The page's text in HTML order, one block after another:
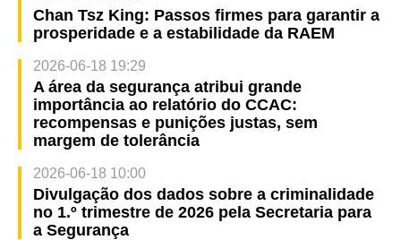
Chan Tsz King: Passos firmes para garantir a
prosperidade e a estabilidade da RAEM
2026-06-18 19:29
A área da segurança atribui grande
importância ao relatório do CCAC:
recompensas e punições justas, sem
margem de tolerância
2026-06-18 10:00
Divulgação dos dados sobre a criminalidade
no 1.º trimestre de 2026 pela Secretaria para
a Segurança